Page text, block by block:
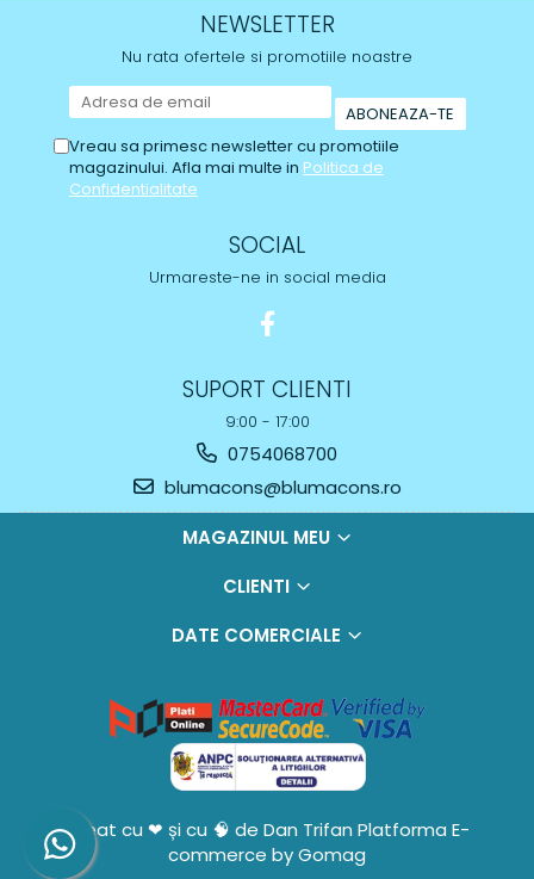
NEWSLETTER
Nu rata ofertele si promotiile noastre
Vreau sa primesc newsletter cu promotiile
magazinului. Afla mai multe in Politica de
Confidentialitate
SOCIAL
Urmareste-ne in social media
SUPORT CLIENTI
9:00 - 17:00
0754068700
blumacons@blumacons.ro
MAGAZINUL MEU
CLIENTI
DATE COMERCIALE
Creat cu ❤ și cu 🧠 de Dan Trifan Platforma E-
commerce by Gomag